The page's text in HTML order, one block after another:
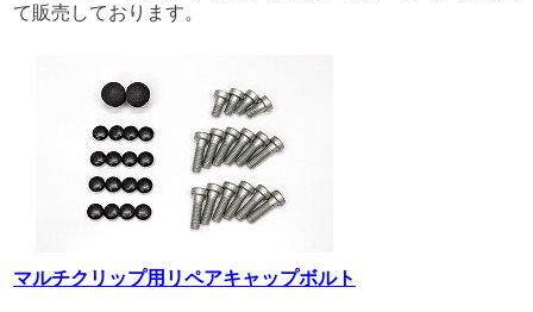
て販売しております。
マルチクリップ用リペアキャップボルト